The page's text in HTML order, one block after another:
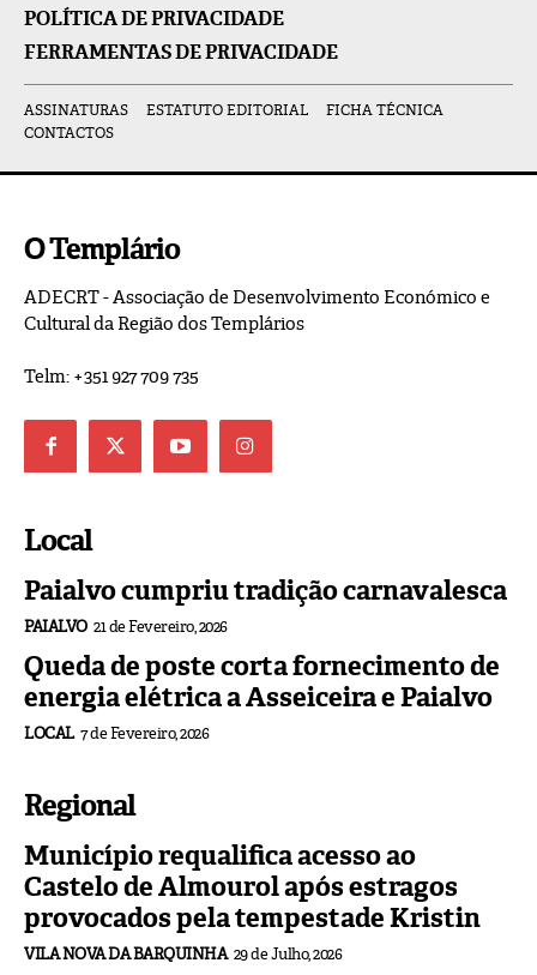
POLÍTICA DE PRIVACIDADE
FERRAMENTAS DE PRIVACIDADE
ASSINATURAS ESTATUTO EDITORIAL
FICHA TÉCNICA
CONTACTOS
O Templário
ADECRT - Associação de Desenvolvimento Económico e
Cultural da Região dos Templários
Telm: +351 927 709 735
Local
Paialvo cumpriu tradição carnavalesca
PAIALVO 21 de Fevereiro, 2026
Queda de poste corta fornecimento de
energia elétrica a Asseiceira e Paialvo
LOCAL 7 de Fevereiro, 2026
Regional
Município requalifica acesso ao
Castelo de Almourol após estragos
provocados pela tempestade Kristin
VILA NOVA DA BARQUINHA 29 de Julho, 2026